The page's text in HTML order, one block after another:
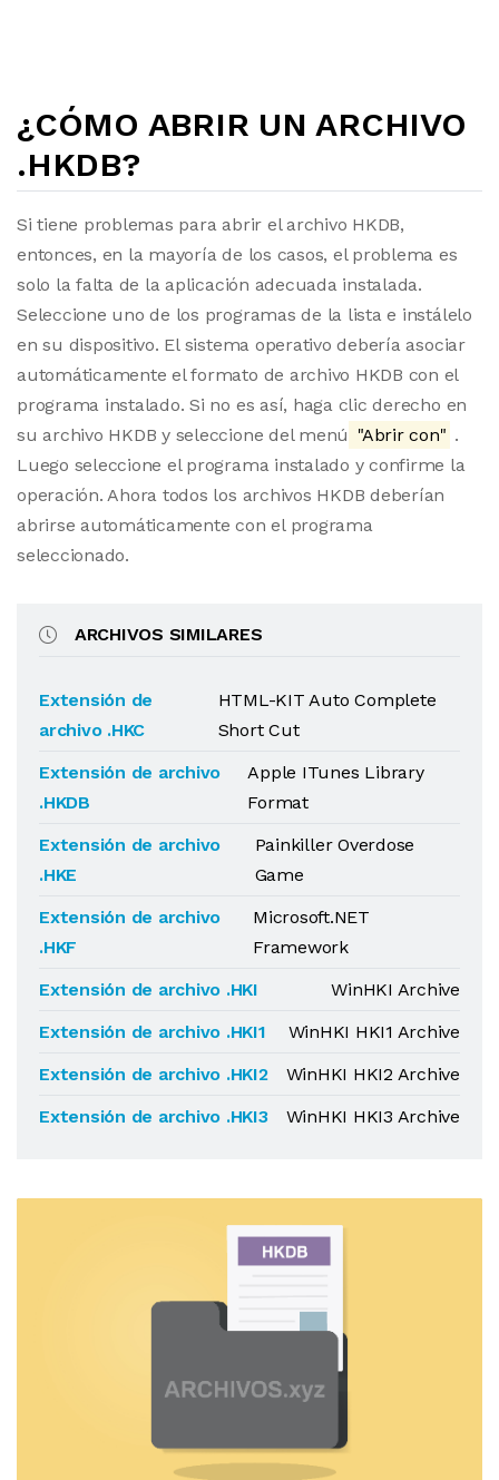
¿CÓMO ABRIR UN ARCHIVO
.HKDB?
Si tiene problemas para abrir el archivo HKDB,
entonces, en la mayoría de los casos, el problema es
solo la falta de la aplicación adecuada instalada.
Seleccione uno de los programas de la lista e instálelo
en su dispositivo. El sistema operativo debería asociar
automáticamente el formato de archivo HKDB con el
programa instalado. Si no es así, haga clic derecho en
su archivo HKDB y seleccione del menú "Abrir con" .
Luego seleccione el programa instalado y confirme la
operación. Ahora todos los archivos HKDB deberían
abrirse automáticamente con el programa
seleccionado.
ARCHIVOS SIMILARES
Extensión de
archivo .HKC
HTML-KIT Auto Complete
Short Cut
Extensión de archivo
.HKDB
Apple ITunes Library
Format
Extensión de archivo
.HKE
Painkiller Overdose
Game
Extensión de archivo
.HKF
Microsoft.NET
Framework
Extensión de archivo .HKI
WinHKI Archive
Extensión de archivo .HKI1
WinHKI HKI1 Archive
Extensión de archivo .HKI2
WinHKI HKI2 Archive
Extensión de archivo .HKI3
WinHKI HKI3 Archive